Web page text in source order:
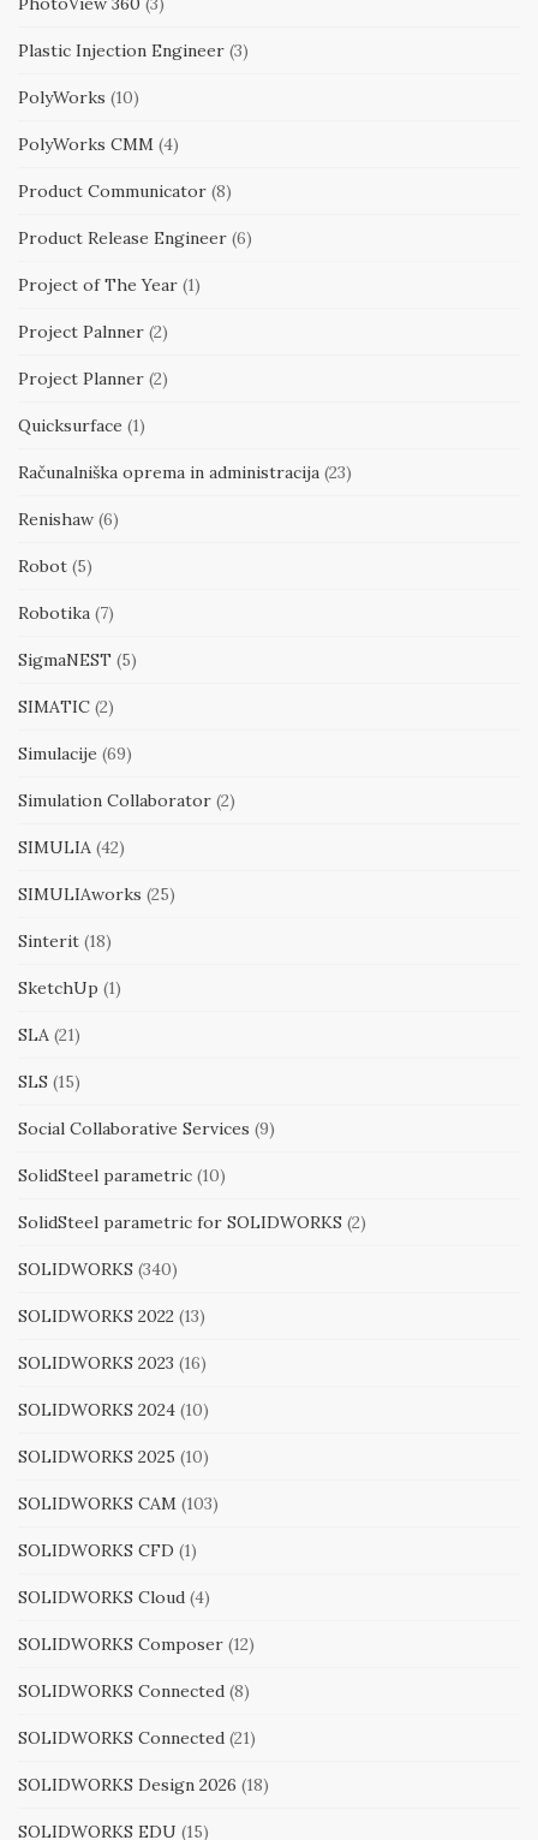
Plastic Injection Engineer (3)
PolyWorks (10)
PolyWorks CMM (4)
Product Communicator (8)
Product Release Engineer (6)
Project of The Year (1)
Project Palnner (2)
Project Planner (2)
Quicksurface (1)
Računalniška oprema in administracija (23)
Renishaw (6)
Robot (5)
Robotika (7)
SigmaNEST (5)
SIMATIC (2)
Simulacije (69)
Simulation Collaborator (2)
SIMULIA (42)
SIMULIAworks (25)
Sinterit (18)
SketchUp (1)
SLA (21)
SLS (15)
Social Collaborative Services (9)
SolidSteel parametric (10)
SolidSteel parametric for SOLIDWORKS (2)
SOLIDWORKS (340)
SOLIDWORKS 2022 (13)
SOLIDWORKS 2023 (16)
SOLIDWORKS 2024 (10)
SOLIDWORKS 2025 (10)
SOLIDWORKS CAM (103)
SOLIDWORKS CFD (1)
SOLIDWORKS Cloud (4)
SOLIDWORKS Composer (12)
SOLIDWORKS Connected (8)
SOLIDWORKS Connected (21)
SOLIDWORKS Design 2026 (18)
SOLIDWORKS EDU (15)